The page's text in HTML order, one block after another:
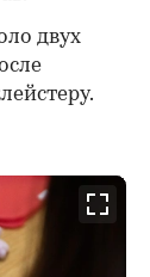
двух